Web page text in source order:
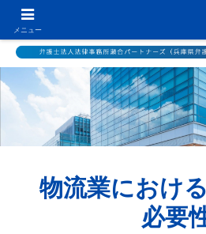
物流業におけ
必要
メニュー